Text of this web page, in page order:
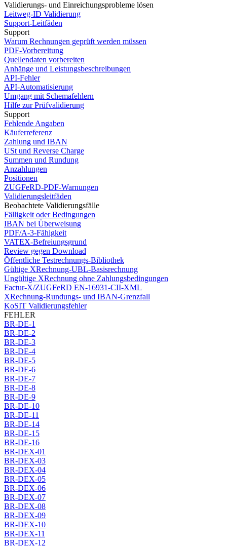
Validierungs- und Einreichungsprobleme lösen
Leitweg-ID Validierung
Support-Leitfäden
Support
Warum Rechnungen geprüft werden müssen
PDF-Vorbereitung
Quellendaten vorbereiten
Anhänge und Leistungsbeschreibungen
API-Fehler
API-Automatisierung
Umgang mit Schemafehlern
Hilfe zur Prüfvalidierung
Support
Fehlende Angaben
Käuferreferenz
Zahlung und IBAN
USt und Reverse Charge
Summen und Rundung
Anzahlungen
Positionen
ZUGFeRD-PDF-Warnungen
Validierungsleitfäden
Beobachtete Validierungsfälle
Fälligkeit oder Bedingungen
IBAN bei Überweisung
PDF/A-3-Fähigkeit
VATEX-Befreiungsgrund
Review gegen Download
Öffentliche Testrechnungs-Bibliothek
Gültige XRechnung-UBL-Basisrechnung
Ungültige XRechnung ohne Zahlungsbedingungen
Factur-X/ZUGFeRD EN-16931-CII-XML
XRechnung-Rundungs- und IBAN-Grenzfall
KoSIT Validierungsfehler
FEHLER
BR-DE-1
BR-DE-2
BR-DE-3
BR-DE-4
BR-DE-5
BR-DE-6
BR-DE-7
BR-DE-8
BR-DE-9
BR-DE-10
BR-DE-11
BR-DE-14
BR-DE-15
BR-DE-16
BR-DEX-01
BR-DEX-03
BR-DEX-04
BR-DEX-05
BR-DEX-06
BR-DEX-07
BR-DEX-08
BR-DEX-09
BR-DEX-10
BR-DEX-11
BR-DEX-12